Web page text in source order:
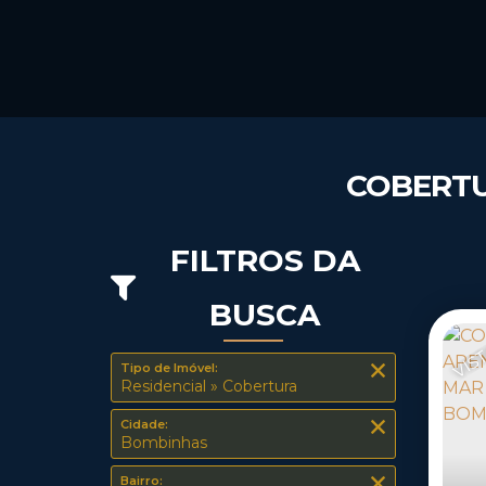
FILTROS DA
BUSCA
Tipo de Imóvel:
Residencial » Cobertura
Cidade:
Bombinhas
Bairro: